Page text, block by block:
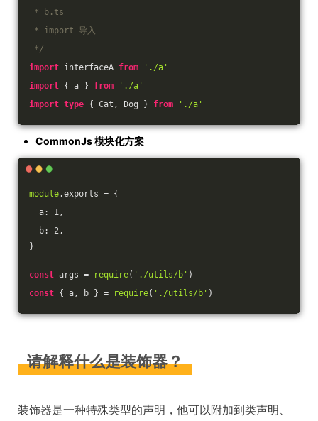
* b.ts
* import 导入
*/
import interfaceA from
'./a'
import { a } from
'./a'
import type { Cat, Dog } from './a'
CommonJs 模块化方案
module.exports = {
a: 1,
b: 2,
}
const args = require( './utils/b' )
const { a, b } = require( './utils/b' )
请解释什么是装饰器？
装饰器是一种特殊类型的声明，他可以附加到类声明、